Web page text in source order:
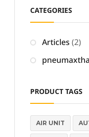
CATEGORIES
Articles (2)
PRODUCT TAGS
AIR UNIT